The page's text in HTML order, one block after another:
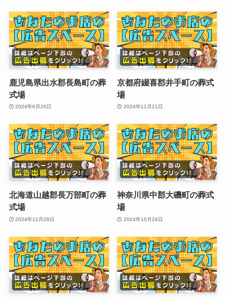
鹿児島県出水郡長島町の葬
式場
2024年6月20日
京都府綴喜郡井手町の葬式
場
2024年11月21日
北海道山越郡長万部町の葬
式場
2024年12月28日
神奈川県中郡大磯町の葬式
場
2024年10月24日